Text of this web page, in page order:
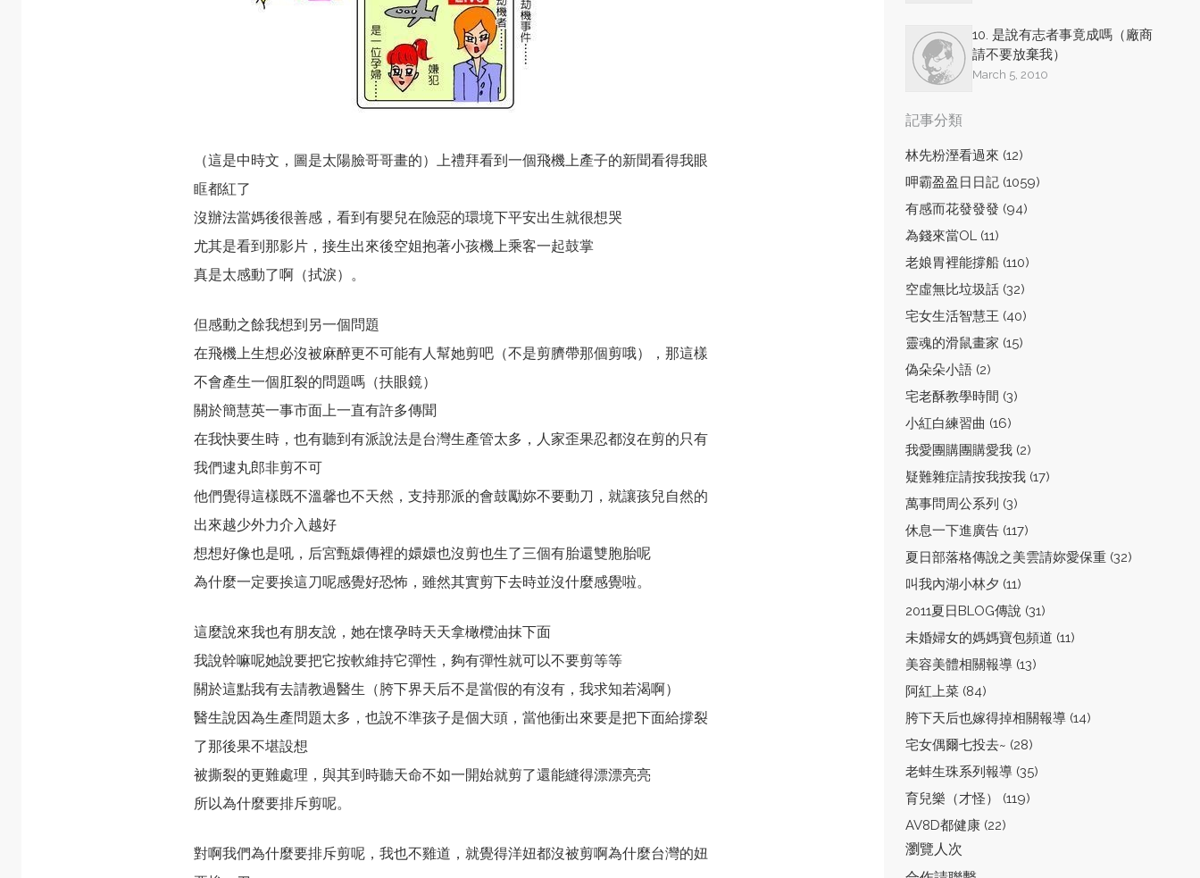
（這是中時文，圖是太陽臉哥哥畫的）上禮拜看到一個飛機上產子的新聞看得我眼
眶都紅了
沒辦法當媽後很善感，看到有嬰兒在險惡的環境下平安出生就很想哭
尤其是看到那影片，接生出來後空姐抱著小孩機上乘客一起鼓掌
真是太感動了啊（拭淚）。
但感動之餘我想到另一個問題
在飛機上生想必沒被麻醉更不可能有人幫她剪吧（不是剪臍帶那個剪哦），那這樣
不會產生一個肛裂的問題嗎（扶眼鏡）
關於簡慧英一事市面上一直有許多傳聞
在我快要生時，也有聽到有派說法是台灣生產管太多，人家歪果忍都沒在剪的只有
我們逮丸郎非剪不可
他們覺得這樣既不溫馨也不天然，支持那派的會鼓勵妳不要動刀，就讓孩兒自然的
出來越少外力介入越好
想想好像也是吼，后宮甄嬛傳裡的嬛嬛也沒剪也生了三個有胎還雙胞胎呢
為什麼一定要挨這刀呢感覺好恐怖，雖然其實剪下去時並沒什麼感覺啦。
這麼說來我也有朋友說，她在懷孕時天天拿橄欖油抹下面
我說幹嘛呢她說要把它按軟維持它彈性，夠有彈性就可以不要剪等等
關於這點我有去請教過醫生（胯下界天后不是當假的有沒有，我求知若渴啊）
醫生說因為生產問題太多，也說不準孩子是個大頭，當他衝出來要是把下面給撐裂
了那後果不堪設想
被撕裂的更難處理，與其到時聽天命不如一開始就剪了還能縫得漂漂亮亮
所以為什麼要排斥剪呢。
對啊我們為什麼要排斥剪呢，我也不雞道，就覺得洋妞都沒被剪啊為什麼台灣的妞
10. 是說有志者事竟成嗎（廠商
請不要放棄我）
March 5, 2010
記事分類
林先粉溼看過來 (12)
呷霸盈盈日日記 (1059)
有感而花發發發 (94)
為錢來當OL (11)
老娘胃裡能撐船 (110)
空虛無比垃圾話 (32)
宅女生活智慧王 (40)
靈魂的滑鼠畫家 (15)
偽朵朵小語 (2)
宅老酥教學時間 (3)
小紅白練習曲 (16)
我愛團購團購愛我 (2)
疑難雜症請按我按我 (17)
萬事問周公系列 (3)
休息一下進廣告 (117)
夏日部落格傳說之美雲請妳愛保重 (32)
叫我內湖小林夕 (11)
2011夏日BLOG傳說 (31)
未婚婦女的媽媽寶包頻道 (11)
美容美體相關報導 (13)
阿紅上菜 (84)
胯下天后也嫁得掉相關報導 (14)
宅女偶爾七投去~ (28)
老蚌生珠系列報導 (35)
育兒樂（才怪） (119)
AV8D都健康 (22)
瀏覽人次